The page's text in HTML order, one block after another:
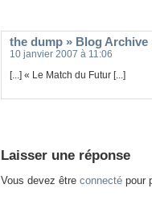
the dump » Blog Archive
10 janvier 2007 à 11:06
[...] « Le Match du Futur [...]
Laisser une réponse
Vous devez être connecté pour